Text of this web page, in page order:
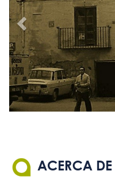
ACERCA DE